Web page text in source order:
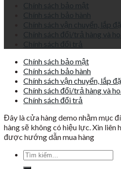
Chính sách bảo mật
Chính sách bảo hành
Chính sách vận chuyển, lắp
Chính sách đổi/trả hàng và
Chính sách đổi trả
Chính sách bảo mật
Chính sách bảo hành
Chính sách vận chuyển, lắp
Chính sách đổi/trả hàng và
Chính sách đổi trả
Đây là cửa hàng demo nhằm mục
hàng sẽ không có hiệu lực. Xin
được hướng dẫn mua hàng
Tìm
kiếm: